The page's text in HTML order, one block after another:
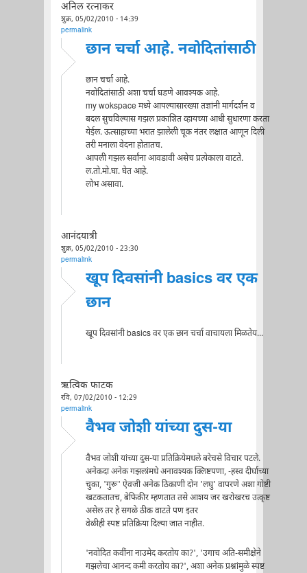
अनिल रत्नाकर
शुक्र, 05/02/2010 - 14:39
permalink
छान चर्चा आहे. नवोदितांसाठी
छान चर्चा आहे.
नवोदितांसाठी अशा चर्चा घडणे आवश्यक आहे.
my wokspace मध्ये आपल्यासारख्या तज्ञांनी मार्गदर्शन व
बदल सुचविल्यास गझल प्रकाशित व्हायच्या आधी सुधारणा करता
येईल. ऊत्साहाच्या भरात झालेली चूक नंतर लक्षात आणून दिली
तरी मनाला वेदना होतातच.
आपली गझल सर्वांना आवडावी असेच प्रत्येकाला वाटते.
ल.तो.मो.घा. घेत आहे.
लोभ असावा.
आनंदयात्री
शुक्र, 05/02/2010 - 23:30
permalink
खूप दिवसांनी basics वर एक
छान
खूप दिवसांनी basics वर एक छान चर्चा वाचायला मिळतेय...
ऋत्विक फाटक
रवि, 07/02/2010 - 12:29
permalink
वैभव जोशी यांच्या दुस-या
वैभव जोशी यांच्या दुस-या प्रतिक्रियेमधले बरेचसे विचार पटले.
अनेकदा अनेक गझलांमधे अनावश्यक क्लिष्टपणा, -हस्व दीर्घाच्या
चुका, 'गुरू' ऐवजी अनेक ठिकाणी दोन 'लघु' वापरणे अशा गोष्टी
खटकतातच, बेफिकीर म्हणतात तसे आशय जर खरोखरच उत्कृष्ट
असेल तर हे सगळे ठीक वाटते पण इतर
वेळीही स्पष्ट प्रतिक्रिया दिल्या जात नाहीत.
'नवोदित कवींना नाउमेद करतोय का?', 'उगाच अति-समीक्षेने
गझलेचा आनन्द कमी करतोय का?', अशा अनेक प्रश्नांमुळे स्पष्ट